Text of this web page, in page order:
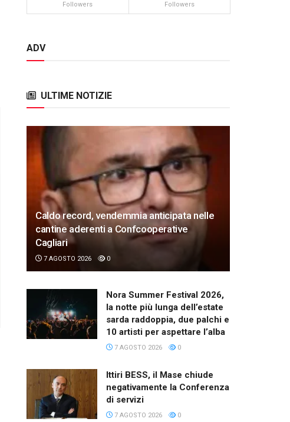
Followers Followers
ADV
ULTIME NOTIZIE
Caldo record, vendemmia anticipata nelle
cantine aderenti a Confcooperative
Cagliari
7 AGOSTO 2026 0
Nora Summer Festival 2026,
la notte più lunga dell’estate
sarda raddoppia, due palchi e
10 artisti per aspettare l’alba
7 AGOSTO 2026 0
Ittiri BESS, il Mase chiude
negativamente la Conferenza
di servizi
7 AGOSTO 2026 0